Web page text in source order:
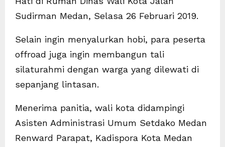
Sudirman Medan, Selasa 26 Februari 2019.
Selain ingin menyalurkan hobi, para peserta
offroad juga ingin membangun tali
silaturahmi dengan warga yang dilewati di
sepanjang lintasan.
Menerima panitia, wali kota didampingi
Asisten Administrasi Umum Setdako Medan
Renward Parapat, Kadispora Kota Medan